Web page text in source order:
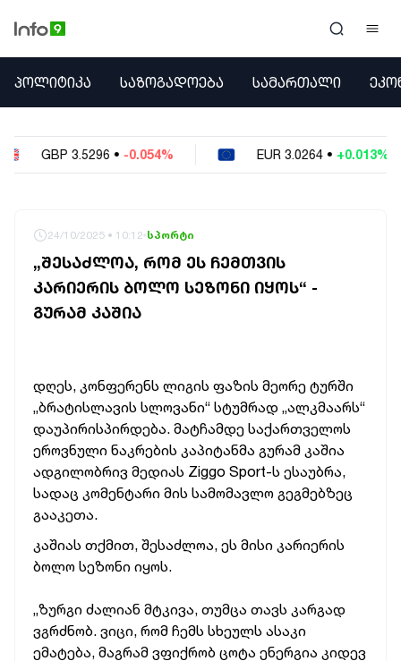
ᲞᲝᲚᲘᲢᲘᲙᲐ
ᲔᲙᲝᲜᲝᲛᲘᲙᲐ
ᲣᲪᲮᲝᲔᲗᲘ
ᲐᲛᲘᲜᲓᲘ
ᲡᲐᲛᲮᲔᲓᲠᲝ
ᲞᲐᲠᲚᲐᲛᲔᲜᲢᲘ
ᲞᲝᲚᲘᲢᲘᲙᲐ ᲡᲐᲖᲝᲒᲐᲓᲝᲔᲑᲐ ᲡᲐᲛᲐᲠᲗᲐᲚᲘ
-0.054% EUR • +0.013% USD
24/10/2025 • 10:12 სპორტი
„ᲨᲔᲡᲐᲫᲚᲝᲐ, ᲠᲝᲛ ᲔᲡ ᲩᲔᲛᲗᲕᲘᲡ
ᲙᲐᲠᲘᲔᲠᲘᲡ ᲑᲝᲚᲝ ᲡᲔᲖᲝᲜᲘ ᲘᲧᲝᲡ“ -
ᲒᲣᲠᲐᲛ ᲙᲐᲨᲘᲐ
დღეს, კონფერენს ლიგის ფაზის მეორე ტურში
„ბრატისლავის სლოვანი“ სტუმრად „ალკმაარს“
დაუპირისპირდება. მატჩამდე საქართველოს
ეროვნული ნაკრების კაპიტანმა გურამ კაშია
ადგილობრივ მედიას Ziggo Sport-ს ესაუბრა,
სადაც კომენტარი მის სამომავლო გეგმებზეც
გააკეთა.
კაშიას თქმით, შესაძლოა, ეს მისი კარიერის
ბოლო სეზონი იყოს.
„ზურგი ძალიან მტკივა, თუმცა თავს კარგად
ვგრძნობ. ვიცი, რომ ჩემს სხეულს ასაკი
ემატება, მაგრამ ვფიქრობ ცოტა ენერგია კიდევ